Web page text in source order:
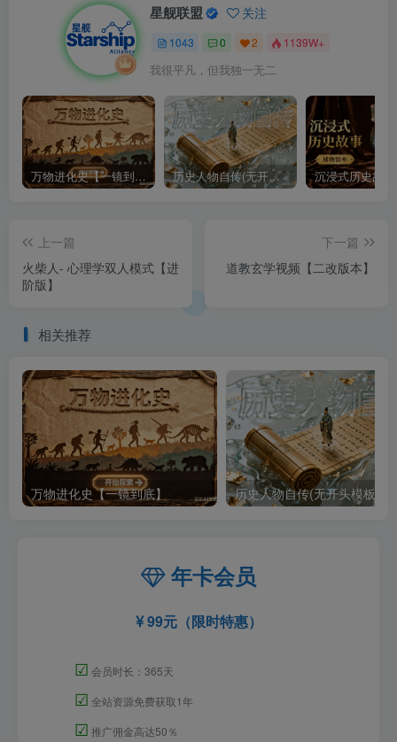
星舰联盟 关注
1043 0 2 1139W+
我很平凡，但我独一无二
万物进化史【一镜到底】 历史人物自传(无开头模板)
上一篇
火柴人- 心理学双人模式【进
阶版】
下一篇
道教玄学视频【二改版本】
相关推荐
万物进化史【一镜到底】 历史人物自传(无开头模板)
年卡会员
99元（限时特惠）
☑ 会员时长：365天
☑ 全站资源免费获取1年
☑ 推广佣金高达50％